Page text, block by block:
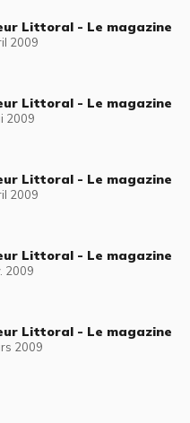
Littoral - Le magazine
2009
Littoral - Le magazine
2009
Littoral - Le magazine
2009
Littoral - Le magazine
2009
Littoral - Le magazine
2009